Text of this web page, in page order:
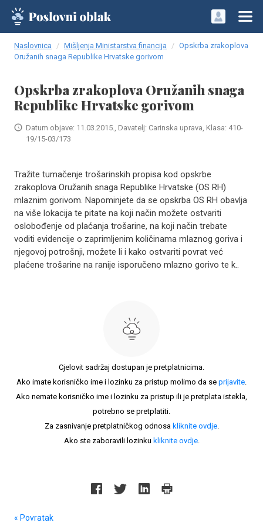
Naslovnica Mišljenja Ministarstva financija
Opskrba zrakoplova
Oružanih snaga Republike Hrvatske gorivom
Opskrba zrakoplova Oružanih snaga
Republike Hrvatske gorivom
Datum objave: 11.03.2015., Davatelj: Carinska uprava, Klasa: 410-
19/15-03/173
Tražite tumačenje trošarinskih propisa kod opskrbe
zrakoplova Oružanih snaga Republike Hrvatske (OS RH)
mlaznim gorivom. Napominjete da se opskrba OS RH obavlja
na više lokacija te pitate na koji način možete ostvariti
oslobođenje od plaćanja trošarine, na koji način trebate
voditi evidencije o zaprimljenim količinama mlaznog goriva i
njegovoj potrošnji, možete li i kako ostvariti povrat već
plaćene trošarine na ranije isporučeno mlazno gorivo te k..
Cjelovit sadržaj dostupan je pretplatnicima.
Ako imate korisničko ime i lozinku za pristup molimo da se prijavite.
Ako nemate korisničko ime i lozinku za pristup ili je pretplata istekla,
potrebno se pretplatiti.
Za zasnivanje pretplatničkog odnosa kliknite ovdje.
Ako ste zaboravili lozinku kliknite ovdje.
« Povratak